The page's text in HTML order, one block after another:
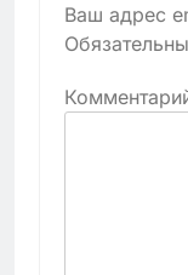
Ваш адрес